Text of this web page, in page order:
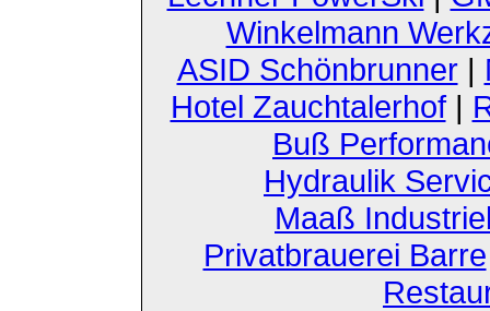
Winkelmann
ASID Schönbrunner|
Hotel Zauchtalerhof|
Buß
Hydraulik
Maaß
Privatbrauerei Barre